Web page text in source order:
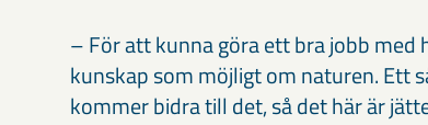
– För att kunna göra ett bra jobb
kunskap som möjligt om naturen. Ett
kommer bidra till det, så det här är